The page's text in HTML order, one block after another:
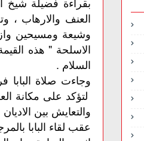
العنف والارهاب ،
وشيعة ومسيحين
الاسلحة " هذه
السلام .
وجاءت صلاة البابا
لتؤكد على مكانة
والتعايش بين
عقب لقاء البابا